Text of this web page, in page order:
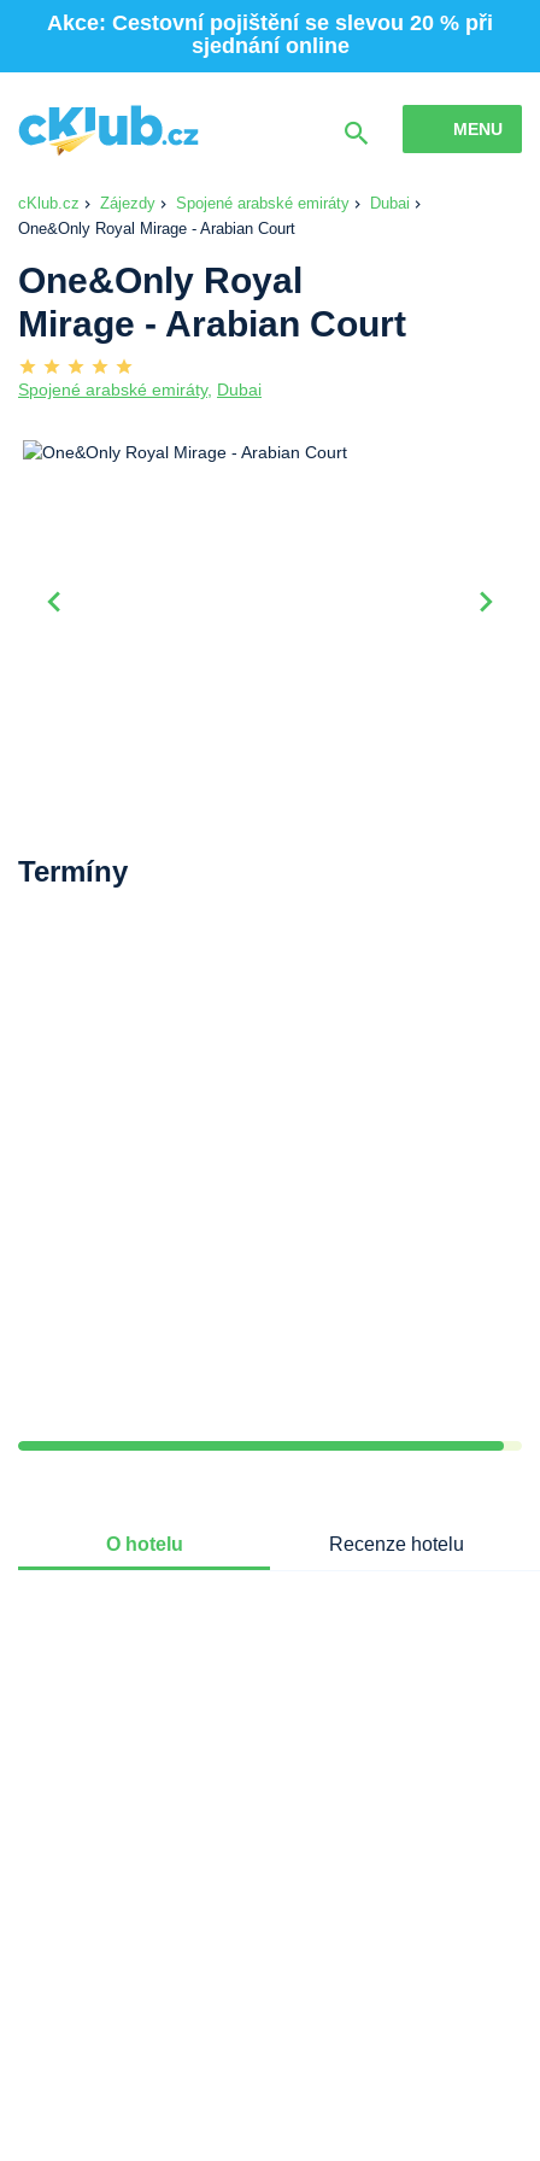
Akce: Cestovní pojištění se slevou 20 % při
sjednání online
MENU
cKlub.cz Zájezdy Spojené arabské emiráty
Dubai
One&Only Royal Mirage - Arabian Court
One&Only Royal
Mirage - Arabian Court
Spojené arabské emiráty, Dubai
Termíny
O hotelu Recenze hotelu